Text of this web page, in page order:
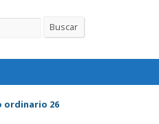
Buscar
ordinario 26